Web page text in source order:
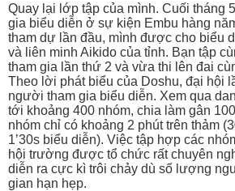
Quay lại lớp tập của mình. Cuối tháng
gia biểu diễn ở sự kiện Embu hàng
tham dự lần đầu, mình được cho biểu
và liên minh Aikido của tỉnh. Bạn tập
tham gia lần thứ 2 và vừa thi lên đai
Theo lời phát biểu của Doshu, đại hội
người tham gia biểu diễn. Xem qua
tới khoảng 400 nhóm, chia làm gân
nhóm chỉ có khoảng 2 phút trên thảm
1’30s biểu diễn). Việc tập hợp các
hội trường được tổ chức rất chuyên
diễn ra cực kì trôi chảy dù số lượng
gian hạn hẹp.